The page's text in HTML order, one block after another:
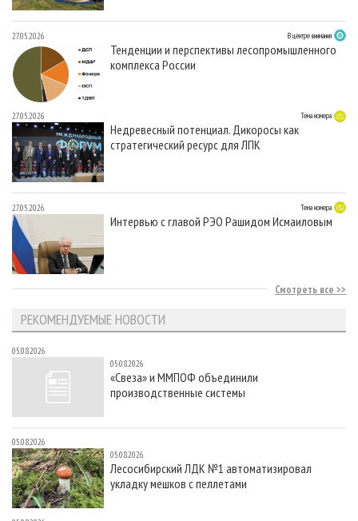
27.05.2026 В центре внимания
Тенденции и перспективы лесопромышленного
комплекса России
27.05.2026 Тема номера
Недревесный потенциал. Дикоросы как
стратегический ресурс для ЛПК
27.05.2026 Тема номера
Интервью с главой РЭО Рашидом Исмаиловым
Смотреть все
РЕКОМЕНДУЕМЫЕ НОВОСТИ
05.08.2026
05.08.2026
«Свеза» и ММПОФ объединили
производственные системы
05.08.2026
05.08.2026
Лесосибирский ЛДК №1 автоматизировал
укладку мешков с пеллетами